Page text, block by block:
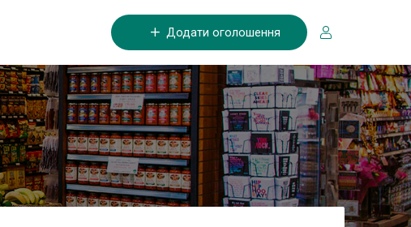
Додати оголошення